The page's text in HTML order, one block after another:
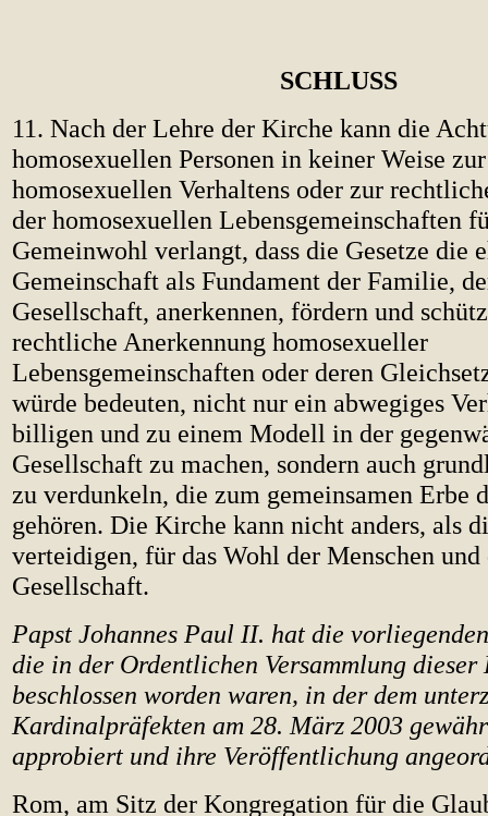
SCHLUSS
11. Nach der Lehre der Kirche kann die
homosexuellen Personen in keiner Weise
homosexuellen Verhaltens oder zur
der homosexuellen Lebensgemeinschaften
Gemeinwohl verlangt, dass die Gesetze die
Gemeinschaft als Fundament der Familie,
Gesellschaft, anerkennen, fördern und
rechtliche Anerkennung homosexueller
Lebensgemeinschaften oder deren
würde bedeuten, nicht nur ein abwegiges
billigen und zu einem Modell in der
Gesellschaft zu machen, sondern auch
zu verdunkeln, die zum gemeinsamen Erbe
gehören. Die Kirche kann nicht anders, als
verteidigen, für das Wohl der Menschen und
Gesellschaft.
Papst Johannes Paul II. hat die
die in der Ordentlichen Versammlung dieser
beschlossen worden waren, in der dem
Kardinalpräfekten am 28. März 2003
approbiert und ihre Veröffentlichung
Rom, am Sitz der Kongregation für die